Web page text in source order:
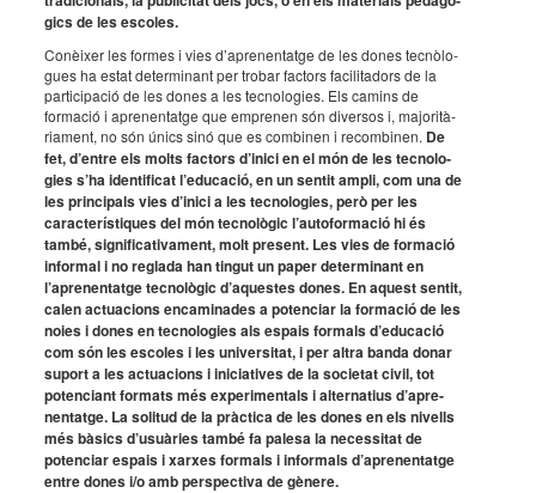
gics de les esco­les.
Conèi­xer les formes i vies d’apre­nen­tatge de les dones tecnò­lo­
gues ha estat deter­mi­nant per trobar factors faci­li­ta­dors de la
parti­ci­pa­ció de les dones a les tecno­lo­gies. Els camins de
forma­ció i apre­nen­tatge que empre­nen són diver­sos i, majo­ri­tà­
ri­a­ment, no són únics sinó que es combi­nen i recom­bi­nen. De
fet, d’en­tre els molts factors d’inici en el món de les tecno­lo­
gies s’ha iden­ti­fi­cat l’edu­ca­ció, en un sentit ampli, com una de
les prin­ci­pals vies d’inici a les tecno­lo­gies, però per les
carac­te­rís­ti­ques del món tecno­lò­gic l’au­to­for­ma­ció hi és
també, signi­fi­ca­ti­va­ment, molt present. Les vies de forma­ció
infor­mal i no reglada han tingut un paper deter­mi­nant en
l’apre­nen­tatge tecno­lò­gic d’aques­tes dones. En aquest sentit,
calen actu­a­ci­ons enca­mi­na­des a poten­ciar la forma­ció de les
noies i dones en tecno­lo­gies als espais formals d’edu­ca­ció
com són les esco­les i les univer­si­tat, i per altra banda donar
suport a les actu­a­ci­ons i inici­a­ti­ves de la soci­e­tat civil, tot
poten­ci­ant formats més expe­ri­men­tals i alter­na­tius d’apre­
nen­tatge. La soli­tud de la pràc­tica de les dones en els nivells
més bàsics d’usu­à­ries també fa palesa la neces­si­tat de
poten­ciar espais i xarxes formals i infor­mals d’apre­nen­tatge
entre dones i/o amb pers­pec­tiva de gènere.